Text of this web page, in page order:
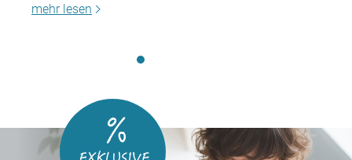
mehr lesen